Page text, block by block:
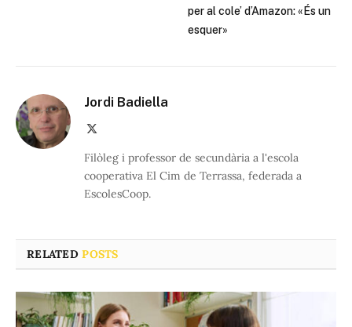
per al cole’ d’Amazon: «És un
esquer»
Jordi Badiella
Filòleg i professor de secundària a l'escola
cooperativa El Cim de Terrassa, federada a
EscolesCoop.
RELATEDPOSTS